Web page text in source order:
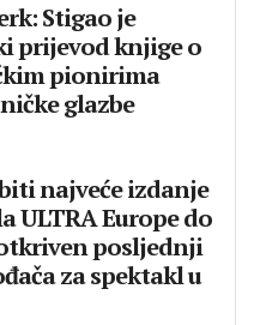
Stigao je
prijevod knjige o
pionirima
glazbe
najveće izdanje
ULTRA Europe do
posljednji
za spektakl u